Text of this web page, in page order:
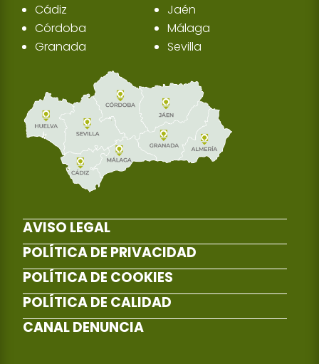
Cádiz
Córdoba
Granada
Jaén
Málaga
Sevilla
AVISO LEGAL
POLÍTICA DE PRIVACIDAD
POLÍTICA DE COOKIES
POLÍTICA DE CALIDAD
CANAL DENUNCIA